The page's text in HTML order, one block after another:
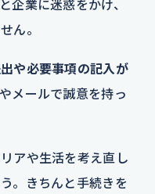
企業に迷惑をかけ、
ん。
や必要事項の記入が
メールで誠意を持っ
アや生活を考え直し
。きちんと手続きを